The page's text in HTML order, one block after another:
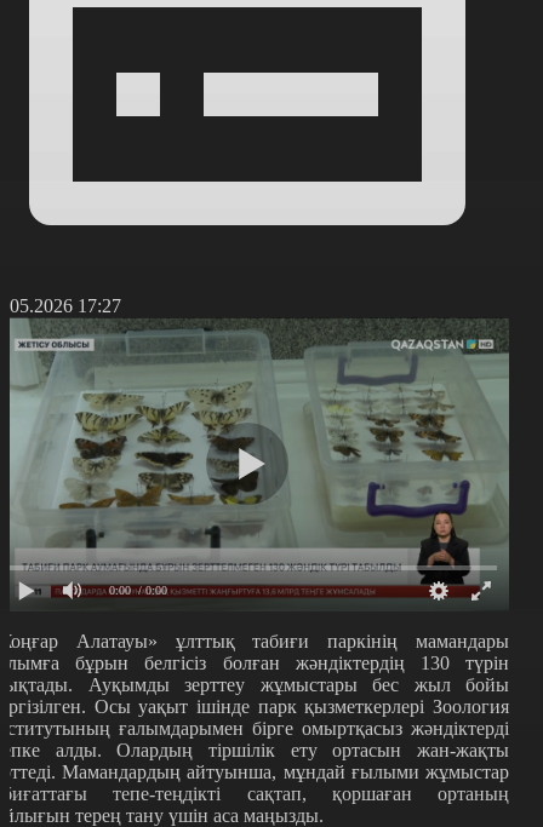
17:27
0:00 / 0:00
Алатауы» ұлттық табиғи паркінің мамандары
бұрын белгісіз болған жәндіктердің 130 түрін
Ауқымды зерттеу жұмыстары бес жыл бойы
Осы уақыт ішінде парк қызметкерлері Зоология
ғалымдарымен бірге омыртқасыз жәндіктерді
алды. Олардың тіршілік ету ортасын жан-жақты
Мамандардың айтуынша, мұндай ғылыми жұмыстар
тепе-теңдікті сақтап, қоршаған ортаның
терең тану үшін аса маңызды.